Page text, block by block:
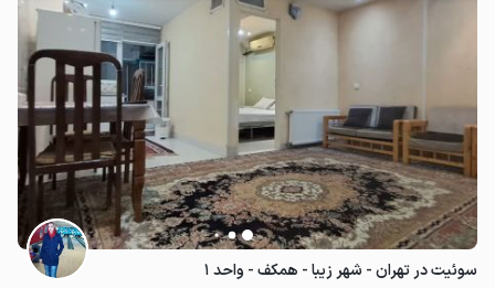
سوئیت در تهران - شهر زیبا - همکف - واحد ۱